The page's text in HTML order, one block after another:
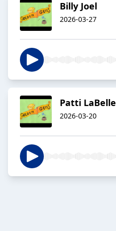
Billy Joel
2026-03-27
Patti LaBelle
2026-03-20